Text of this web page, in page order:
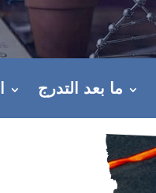
ما بعد التدرج